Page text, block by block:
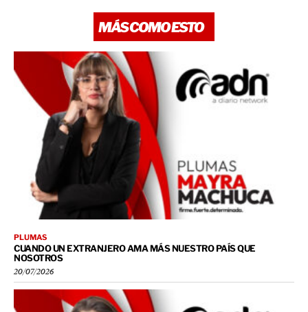
MÁS COMO ESTO
PLUMAS
CUANDO UN EXTRANJERO AMA MÁS NUESTRO PAÍS QUE
NOSOTROS
20/07/2026